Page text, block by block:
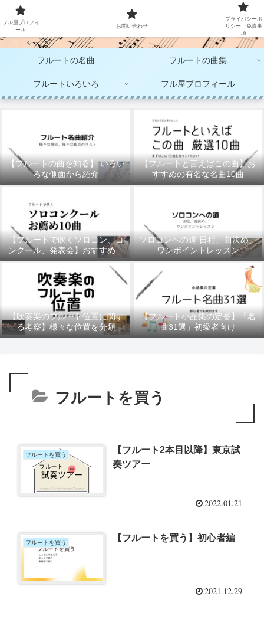
大人のフルート演奏
フルートの名曲 フルートの曲集
フルートいろいろ フル屋プロフィール
【フルートの曲を知る】 いろい
ろな側面から紹介
【フルートと言えばこの曲】お
すすめの有名な名曲10曲
【フルートで吹くソロコン、コ
ンクール、発表会】おすすめの
10曲
ソロコンへの道 日程、曲決め、
ワンポイントレッスン
【吹奏楽のフルート位置に関す
る考察】様々な位置を分類
【フルート小品集の定番】「名
曲31選」初級者向け
フルートを買う
フルートを買う
【フルート2本目以降】東京試
奏ツアー
2022.01.21
フルートを買う 【フルートを買う】初心者編
2021.12.29
フル屋プロフィ
ール
お問い合わせ
プライバシーポ
リシー 免責事
項